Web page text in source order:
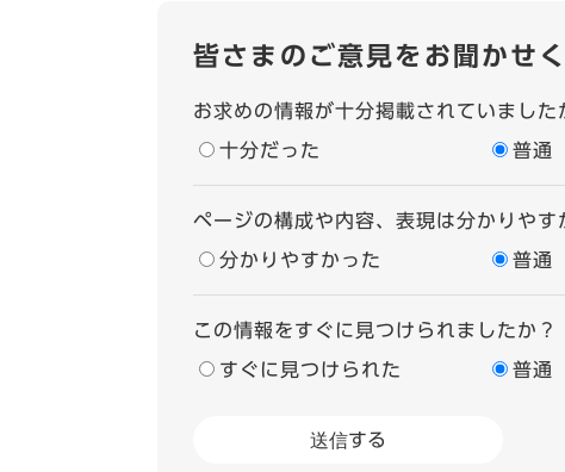
皆さまのご意見をお聞かせ
お求めの情報が十分掲載されていました
十分だった 普通
ページの構成や内容、表現は分かりやす
分かりやすかった 普通
この情報をすぐに見つけられましたか？
すぐに見つけられた 普通